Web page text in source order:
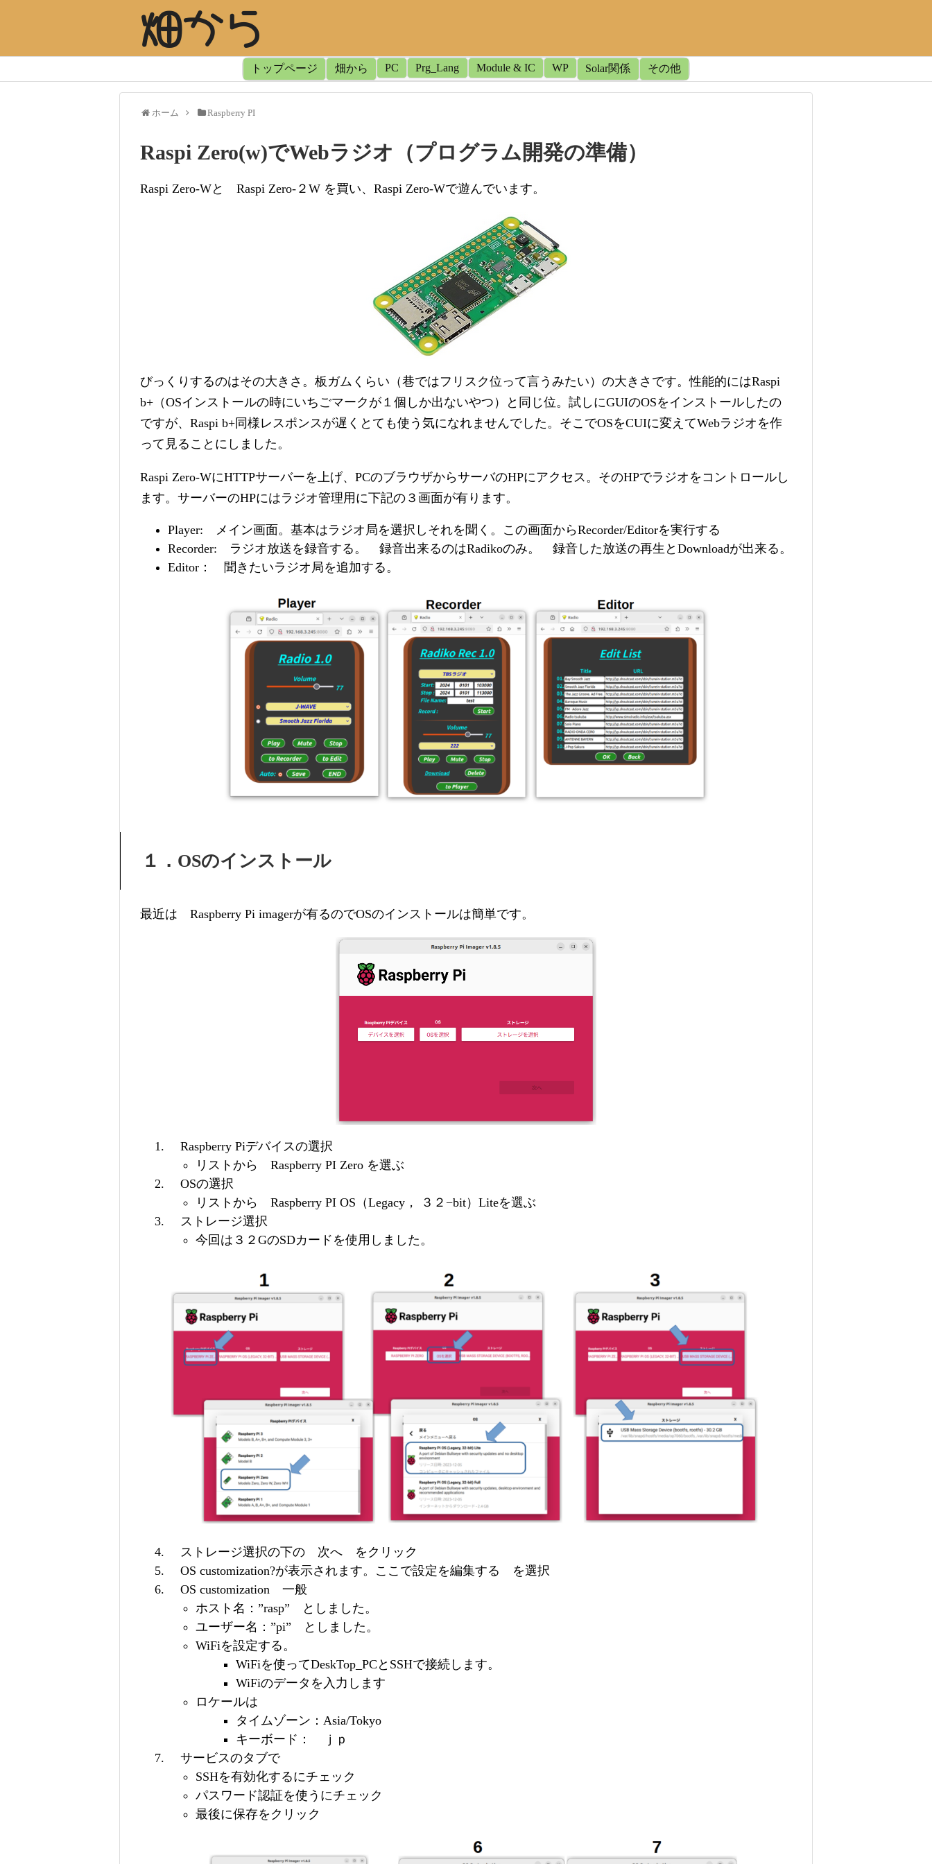
畑から
トップページ 畑から PC Prg_Lang Module & IC WP Solar関係 その他
ホーム Raspberry PI
Raspi Zero(w)でWebラジオ（プログラム開発の準備）
Raspi Zero-Wと Raspi Zero-２W を買い、Raspi Zero-Wで遊んでいます。
びっくりするのはその大きさ。板ガムくらい（巷ではフリスク位って言うみたい）の大きさです。性能的にはRaspi
b+（OSインストールの時にいちごマークが１個しか出ないやつ）と同じ位。試しにGUIのOSをインストールしたの
ですが、Raspi b+同様レスポンスが遅くとても使う気になれませんでした。そこでOSをCUIに変えてWebラジオを作
って見ることにしました。
Raspi Zero-WにHTTPサーバーを上げ、PCのブラウザからサーバのHPにアクセス。そのHPでラジオをコントロールし
ます。サーバーのHPにはラジオ管理用に下記の３画面が有ります。
Player: メイン画面。基本はラジオ局を選択しそれを聞く。この画面からRecorder/Editorを実行する
Recorder: ラジオ放送を録音する。 録音出来るのはRadikoのみ。 録音した放送の再生とDownloadが出来る。
Editor： 聞きたいラジオ局を追加する。
１．OSのインストール
最近は Raspberry Pi imagerが有るのでOSのインストールは簡単です。
Raspberry Piデバイスの選択
リストから Raspberry PI Zero を選ぶ
OSの選択
リストから Raspberry PI OS（Legacy， ３２−bit）Liteを選ぶ
ストレージ選択
今回は３２GのSDカードを使用しました。
ストレージ選択の下の 次へ をクリック
OS customization?が表示されます。ここで設定を編集する を選択
OS customization 一般
ホスト名：”rasp” としました。
ユーザー名：”pi” としました。
WiFiを設定する。
WiFiを使ってDeskTop_PCとSSHで接続します。
WiFiのデータを入力します
ロケールは
タイムゾーン：Asia/Tokyo
キーボード： ｊｐ
サービスのタブで
SSHを有効化するにチェック
パスワード認証を使うにチェック
最後に保存をクリック